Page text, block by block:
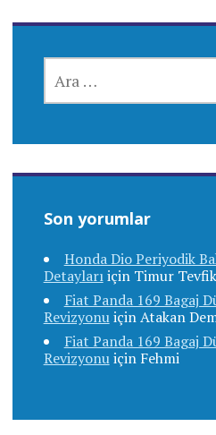
Son yorumlar
Honda Dio Periyodik
Detaylarıiçin Timur Tevfik
Fiat Panda 169 Bagaj
RevizyonuiçinAtakan
Fiat Panda 169 Bagaj
Revizyonuiçin Fehmi